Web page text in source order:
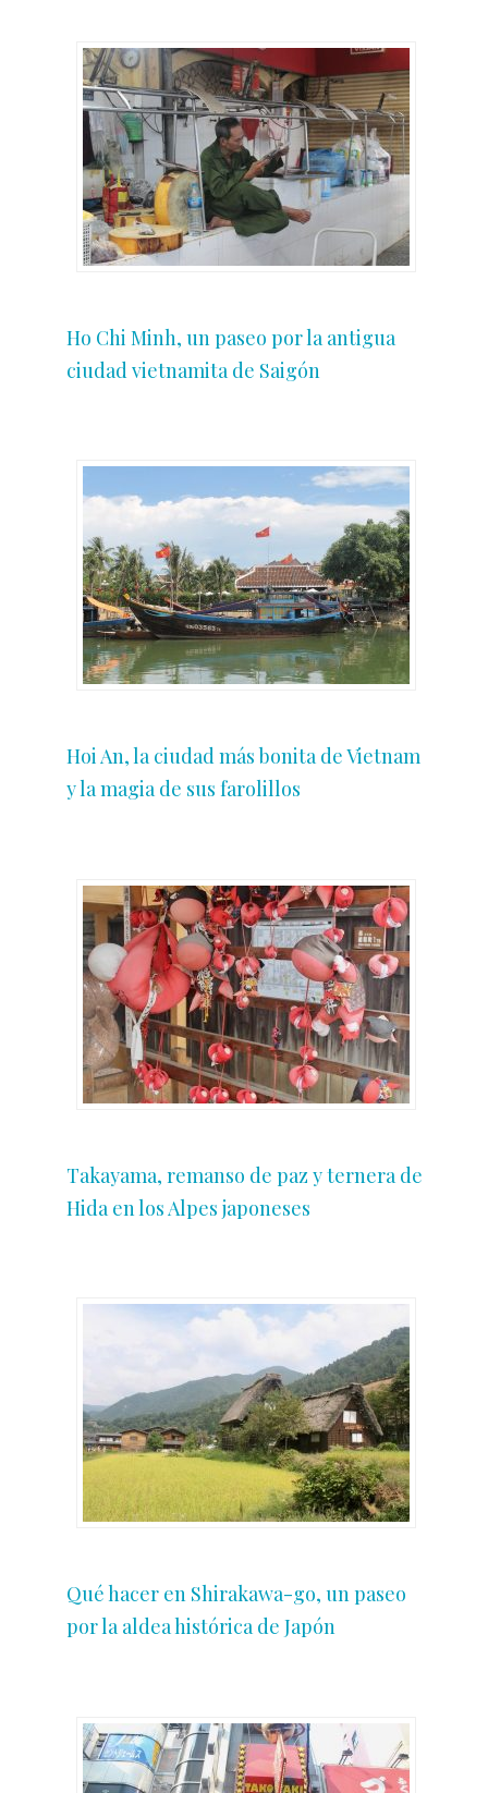
Ho Chi Minh, un paseo por la antigua
ciudad vietnamita de Saigón
Hoi An, la ciudad más bonita de Vietnam
y la magia de sus farolillos
Takayama, remanso de paz y ternera de
Hida en los Alpes japoneses
Qué hacer en Shirakawa-go, un paseo
por la aldea histórica de Japón